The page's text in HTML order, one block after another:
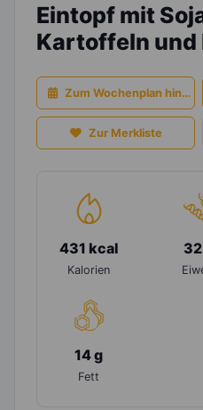
Eintopf mit
Kartoffeln und
Zum Wochenplan
Zur Merkliste
431 kcal
Kalorien
14 g
Fett